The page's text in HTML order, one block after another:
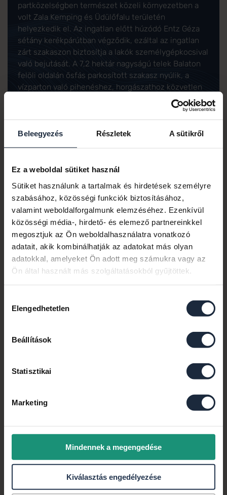
Beleegyezés Részletek A sütikről
Ez a weboldal sütiket használ
Sütiket használunk a tartalmak és hirdetések személyre
szabásához, közösségi funkciók biztosításához,
valamint weboldalforgalmunk elemzéséhez. Ezenkívül
közösségi média-, hirdető- és elemező partnereinkkel
megosztjuk az Ön weboldalhasználatra vonatkozó
adatait, akik kombinálhatják az adatokat más olyan
adatokkal, amelyeket Ön adott meg számukra vagy az
Ön által használt más szolgáltatásokból gyűjtöttek.
kiválasztása
Elengedhetetlen
Beállítások
Statisztikai
Marketing
Mindennek a megengedése
Kiválasztás engedélyezése
partközelségben természet közeli környezetben a
volt Zala Kemping és Üdülőfalu területén
helyezkedik el. Az ingatlan előtt húzódó Entz Géza
sétány kerékpárútban végződik, ezáltal az ingatlan
zárt szakaszon biztosítja a lakók személygépkocsival
való bejutását. A 7,2 hektár nagyságú telek Balaton
felöli oldalán ősfás parkosított szakasz nyúlik, a
vízparton való pihenéshez, horgászathoz közvetlen
stég áll rendelkezésre. A déli oldalon húzódó zöld
övezet a túrázni, sportolni vágyóknak és kis
házikedvencekkel való sétáláshoz ad tökéletes
helyszínt. A tömb északi oldalán a Helikon Horgász
Egyesület helyezkedik el.
MEGTEKINTÉS TÉRKÉPEN
autóút első részének átadásával – ezzel a környék
repülőtér egy mindössze 20 perces autóúttal
elérhető. Keszthely a Balaton egyik
legdinamikusabban fejlődő városa, jelenleg is
rengeteg infrastruktúrális fejlesztésen esik át.
Varázslatos belvárosán, kultúráján és partjain kívül,